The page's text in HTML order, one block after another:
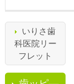
いりさ歯
科医院リー
フレット